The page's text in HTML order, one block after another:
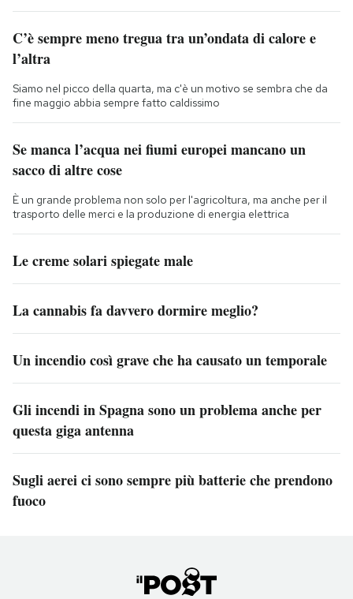
C’è sempre meno tregua tra un’ondata di calore e
l’altra
Siamo nel picco della quarta, ma c'è un motivo se sembra che da
fine maggio abbia sempre fatto caldissimo
Se manca l’acqua nei fiumi europei mancano un
sacco di altre cose
È un grande problema non solo per l'agricoltura, ma anche per il
trasporto delle merci e la produzione di energia elettrica
Le creme solari spiegate male
La cannabis fa davvero dormire meglio?
Un incendio così grave che ha causato un temporale
Gli incendi in Spagna sono un problema anche per
questa giga antenna
Sugli aerei ci sono sempre più batterie che prendono
fuoco